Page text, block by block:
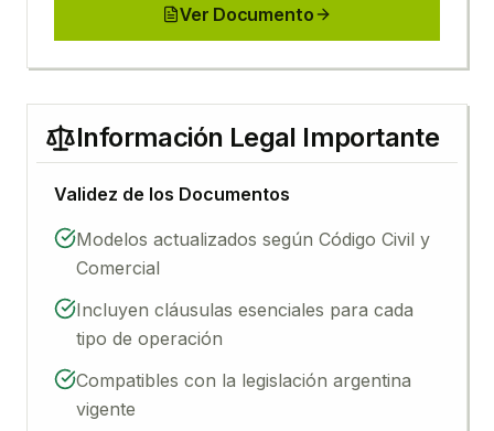
Ver Documento
Información Legal Importante
Validez de los Documentos
Modelos actualizados según Código Civil y
Comercial
Incluyen cláusulas esenciales para cada
tipo de operación
Compatibles con la legislación argentina
vigente